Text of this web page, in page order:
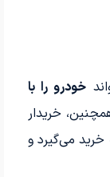
خودرو را با
خریدار
می‌گیرد و